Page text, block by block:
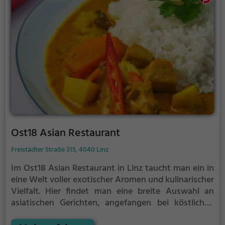
wird man kulinarisch auf höchstem Niveau
verwöhnt. Wer also auf der Suche nach einem
authentischen asiatischen Restaurant ist, in dem
man die Vielfalt der asiatischen Küche genießen
kann, ist im Jadegarten in Linz genau richtig.
Ost18 Asian Restaurant
Freistädter Straße 315, 4040 Linz
Im Ost18 Asian Restaurant in Linz taucht man ein in
eine Welt voller exotischer Aromen und kulinarischer
Vielfalt. Hier findet man eine breite Auswahl an
asiatischen Gerichten, angefangen bei köstlichen